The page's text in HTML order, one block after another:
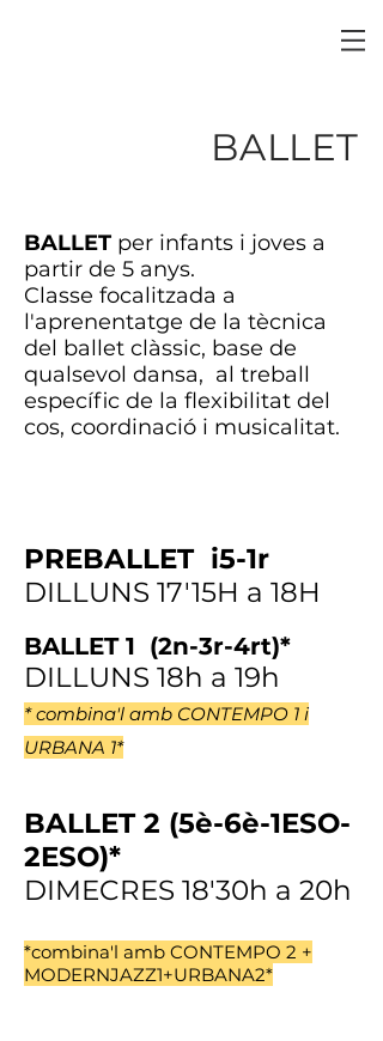
BALLET
BALLET per infants i joves a
partir de 5 anys.
Classe focalitzada a
l'aprenentatge de la tècnica
del ballet clàssic, base de
qualsevol dansa, al treball
específic de la flexibilitat del
cos, coordinació i musicalitat.
PREBALLET i5-1r
DILLUNS 17'15H a 18H
BALLET 1 (2n-3r-4rt)*
DILLUNS 18h a 19h
* combina'l amb CONTEMPO 1 i
URBANA 1*
BALLET 2 (5è-6è-1ESO-
2ESO)*
DIMECRES 18'30h a 20h
*combina'l amb CONTEMPO 2 +
MODERNJAZZ1+URBANA2*